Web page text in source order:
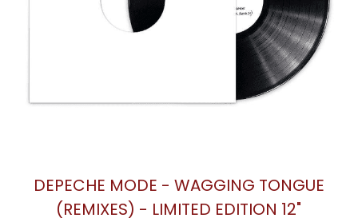
DEPECHE MODE - WAGGING TONGUE
(REMIXES) - LIMITED EDITION 12"